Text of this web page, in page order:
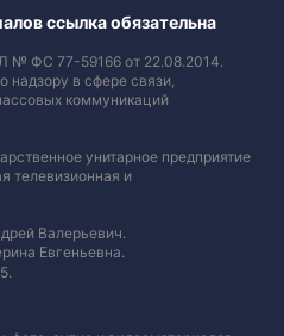
ссылка обязательна
№ ФС 77-59166 от 22.08.2014.
в сфере связи,
коммуникаций
унитарное предприятие
телевизионная и
Валерьевич.
Евгеньевна.